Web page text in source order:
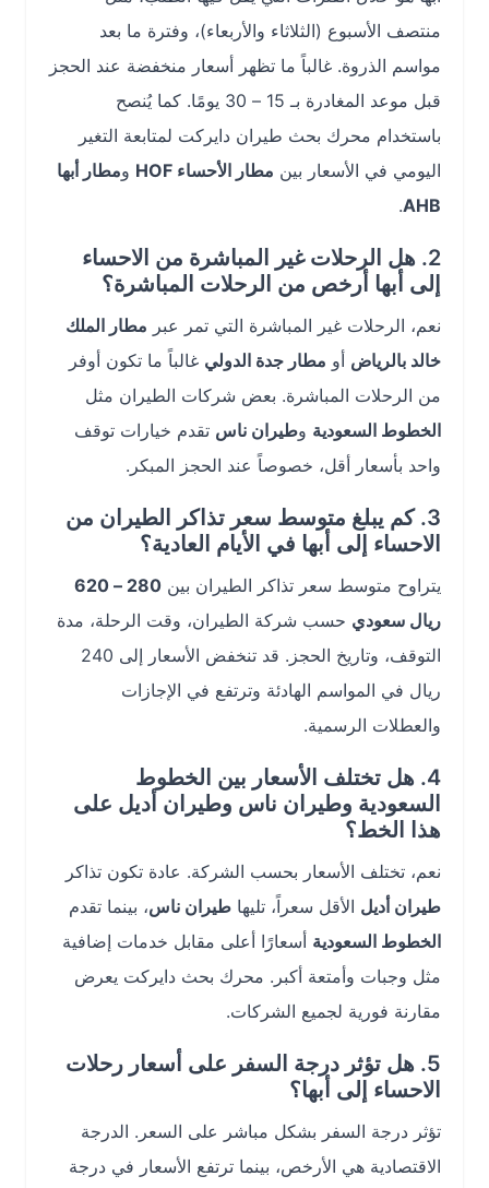
منتصف الأسبوع (الثلاثاء والأربعاء)، وفترة ما بعد
مواسم الذروة. غالباً ما تظهر أسعار منخفضة عند الحجز
قبل موعد المغادرة بـ 15 – 30 يومًا. كما يُنصح
باستخدام محرك بحث طيران دايركت لمتابعة التغير
اليومي في الأسعار بينمطار الأحساء HOF ومطار أبها
2. هل الرحلات غير المباشرة من الاحساء
إلى أبها أرخص من الرحلات المباشرة؟
نعم، الرحلات غير المباشرة التي تمر عبرمطار الملك
خالد بالرياضأومطار جدة الدوليغالباً ما تكون أوفر
من الرحلات المباشرة. بعض شركات الطيران مثل
الخطوط السعوديةوطيران ناستقدم خيارات توقف
واحد بأسعار أقل، خصوصاً عند الحجز المبكر.
3. كم يبلغ متوسط سعر تذاكر الطيران من
الاحساء إلى أبها في الأيام العادية؟
يتراوح متوسط سعر تذاكر الطيران بين
280 – 620
ريال سعوديحسب شركة الطيران، وقت الرحلة، مدة
التوقف، وتاريخ الحجز. قد تنخفض الأسعار إلى 240
ريال في المواسم الهادئة وترتفع في الإجازات
والعطلات الرسمية.
4. هل تختلف الأسعار بين الخطوط
السعودية وطيران ناس وطيران أديل على
هذا الخط؟
نعم، تختلف الأسعار بحسب الشركة. عادة تكون تذاكر
طيران أديلالأقل سعراً، تليهاطيران ناس، بينما تقدم
الخطوط السعوديةأسعارًا أعلى مقابل خدمات إضافية
مثل وجبات وأمتعة أكبر. محرك بحث دايركت يعرض
مقارنة فورية لجميع الشركات.
5. هل تؤثر درجة السفر على أسعار رحلات
الاحساء إلى أبها؟
تؤثر درجة السفر بشكل مباشر على السعر. الدرجة
الاقتصادية هي الأرخص، بينما ترتفع الأسعار في درجة